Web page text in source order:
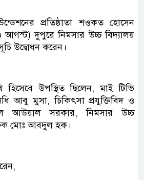
প্রতিষ্ঠাতা শওকত হোসেন
দুপুরে নিমসার উচ্চ বিদ্যালয়
উদ্বোধন করেন।
উপস্থিত ছিলেন, মাই টিভি
আবু মুসা, চিকিৎসা প্রযুক্তিবিদ ও
আউয়াল সরকার, নিমসার উচ্চ
মোঃ আবদুল হক।